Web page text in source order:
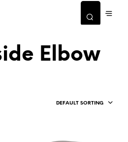
Elbow
DEFAULT SORTING